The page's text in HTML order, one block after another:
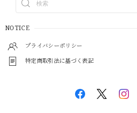
NOTICE
プライバシーポリシー
特定商取引法に基づく表記